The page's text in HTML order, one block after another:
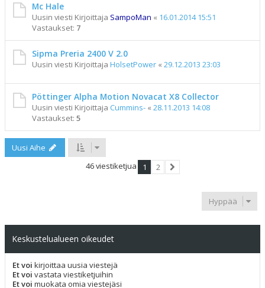
Mc Hale
Uusin viesti Kirjoittaja SampoMan « 16.01.2014 15:51
Vastaukset: 7
Sipma Preria 2400 V 2.0
Uusin viesti Kirjoittaja HolsetPower « 29.12.2013 23:03
Pöttinger Alpha Motion Novacat X8 Collector
Uusin viesti Kirjoittaja Cummins- « 28.11.2013 14:08
Vastaukset: 5
Uusi Aihe
46 viestiketjua
1
2
Hyppää
Keskustelualueen oikeudet
Et voi kirjoittaa uusia viestejä
Et voi vastata viestiketjuihin
Et voi muokata omia viestejäsi